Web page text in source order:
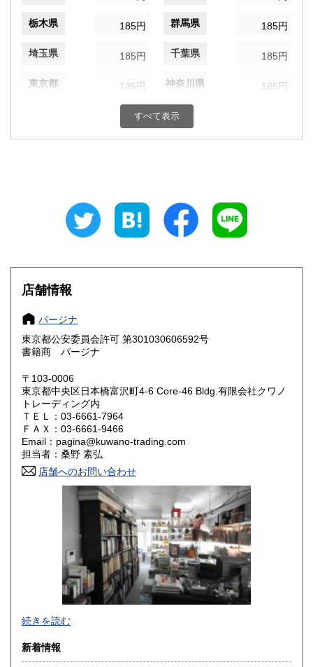
栃木県 185円 群馬県 185円
埼玉県 185円 千葉県 185円
東京都 185円 神奈川県 185円
185円 富山県
185円 静岡県
185円 三重県
185円 185円
大阪府
奈良県
鳥取県
岡山県 185円 185円
山口県 185円
香川県 185円 愛媛県
高知県 185円
185円 長崎県
185円 大分県
185円 鹿児島県
185円
すべて表示
店舗情報
パージナ
東京都公安委員会許可 第301030606592号
書籍商 パージナ
〒103-0006
東京都中央区日本橋富沢町4-6 Core-46 Bldg.有限会社クワノ
トレーディング内
ＴＥＬ：03-6661-7964
ＦＡＸ：03-6661-9466
Email：pagina@kuwano-trading.com
担当者：桑野 素弘
店舗へのお問い合わせ
グラフィックデザイン、イラストレーション、タイポグラフ
ィ、プロダクトデザイン、インテリア、建築、広告、写真に
関する資料を扱っています。買取りも積極的に行っておりま
すので、出張・宅配買取ともに、お気軽にご連絡ください。
続きを読む
新着情報